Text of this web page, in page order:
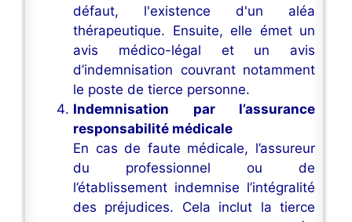
défaut, l'existence d'un aléa
thérapeutique. Ensuite, elle émet un
avis médico-légal et un avis
d’indemnisation couvrant notamment
le poste de tierce personne.
Indemnisation par l’assurance
responsabilité médicale
En cas de faute médicale, l’assureur
du professionnel ou de
l’établissement indemnise l’intégralité
des préjudices. Cela inclut la tierce